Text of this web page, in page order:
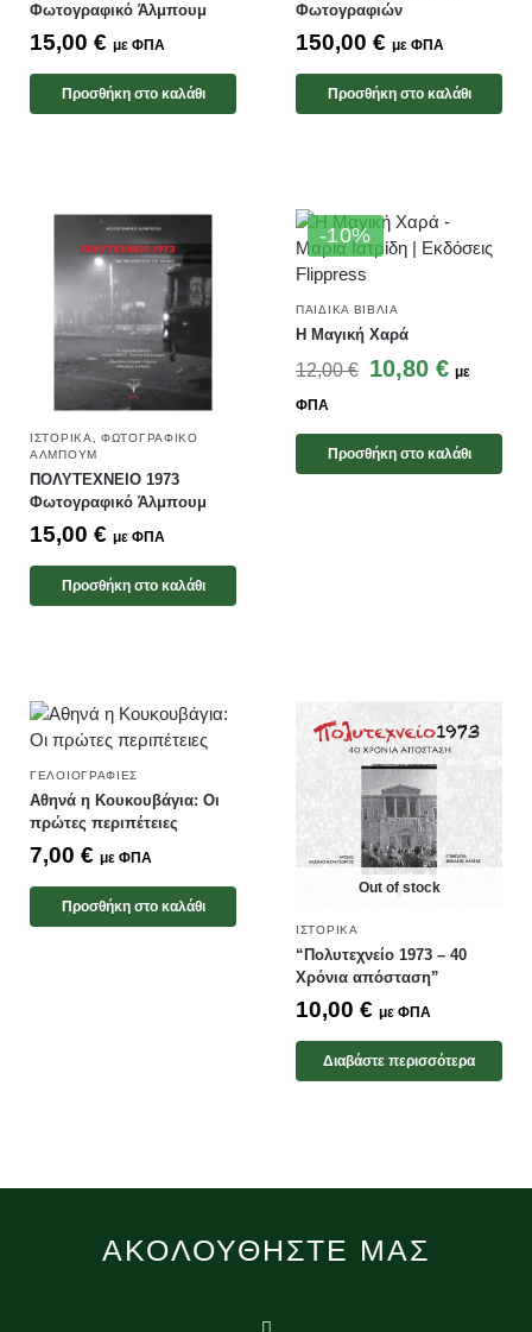
Φωτογραφικό Άλμπουμ
15,00 € με ΦΠΑ
Προσθήκη στο καλάθι
Φωτογραφιών
150,00 € με ΦΠΑ
Προσθήκη στο καλάθι
ΙΣΤΟΡΙΚΆ,ΦΩΤΟΓΡΑΦΙΚΌ
ΆΛΜΠΟΥΜ
ΠΟΛΥΤΕΧΝΕΙΟ 1973
Φωτογραφικό Άλμπουμ
15,00 € με ΦΠΑ
Προσθήκη στο καλάθι
-10%
ΠΑΙΔΙΚΆ ΒΙΒΛΊΑ
Η Μαγική Χαρά
12,00€ 10,80 € με
ΦΠΑ
Προσθήκη στο καλάθι
ΓΕΛΟΙΟΓΡΑΦΊΕΣ
Αθηνά η Κουκουβάγια: Οι
πρώτες περιπέτειες
7,00 € με ΦΠΑ
Προσθήκη στο καλάθι
Out of stock
ΙΣΤΟΡΙΚΆ
“Πολυτεχνείο 1973 – 40
Χρόνια απόσταση”
10,00 € με ΦΠΑ
Διαβάστε περισσότερα
ΑΚΟΛΟΥΘΉΣΤΕ ΜΑΣ